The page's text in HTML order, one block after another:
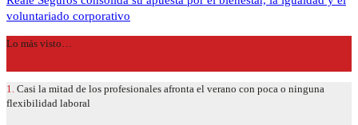
voluntariado corporativo
Lo más visto…
1. Casi la mitad de los profesionales afronta el verano con poca o ninguna
flexibilidad laboral